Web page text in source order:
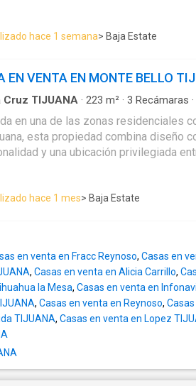
para agendar una visita a esta
ubicada en una de las zonas
niveles, diseñada para aprovechar la
espacios cómodos tanto para la
y Blvd. de las Américas, además de
escuelas, supermercados y
que puede utilizarse como área de
baja - Cochera eléctrica para 2
- Acceso peatonal independiente Nivel 1 - Sala -
- Recámara principal con walk-in
secundaria con clóset - Baño
aproximados - Cochera
contemporánea - Cocina con
que permiten excelente
con muros separados -
una casa moderna, funcional y bien
diseñados para brindar comodidad
hace 1 semana> Baja Estate
EN VENTA EN MONTE BELLO
Cruz TIJUANA · 223 m² · 3 Recámaras ·
en una de las zonas residenciales
esta propiedad combina diseño
y una ubicación privilegiada
cerrada, con fácil acceso a
y servicios. Precio de venta: $5,650,000 MXN
completos con tragaluz + 1 medio
integral con cubierta de cuarzo
abierto y balcón con vista
- Área de TV con preparación
ideal para jardín urbano o mascotas
conexiones de agua y luz,
- Cochera techada con portón negro
- Escuelas -
hace 1 mes> Baja Estate
en venta en Fracc Reynoso, Casas en
, Casas en venta en Alicia Carrillo,
la Mesa, Casas en venta en
, Casas en venta en Reynoso,
TIJUANA, Casas en venta en Lopez